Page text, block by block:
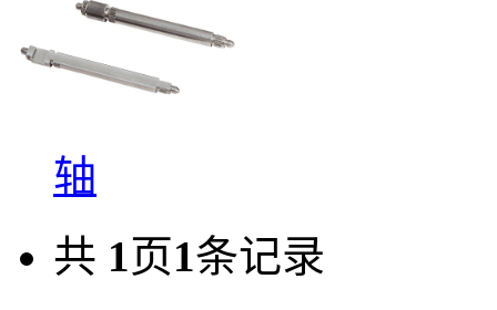
轴
共 1页1条记录